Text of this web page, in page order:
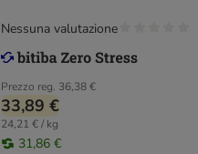
Prezzo reg. 36,38 €
33,89 €
24,21 € / kg
31,86 €
Nessuna valutazione